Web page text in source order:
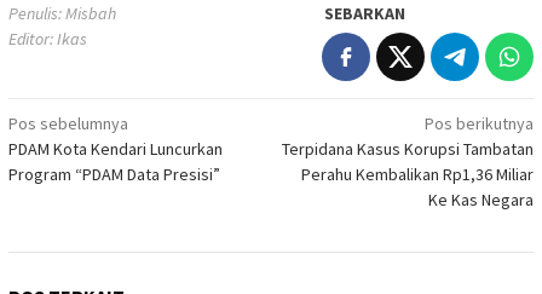
Penulis: Misbah
Editor: Ikas
SEBARKAN
Navigasi
pos
Pos sebelumnya
PDAM Kota Kendari Luncurkan
Program “PDAM Data Presisi”
Pos berikutnya
Terpidana Kasus Korupsi Tambatan
Perahu Kembalikan Rp1,36 Miliar
Ke Kas Negara